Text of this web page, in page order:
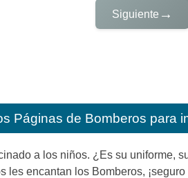
Siguiente →
Páginas de Bomberos para
a los niños. ¿Es su uniforme,
les encantan los Bomberos,